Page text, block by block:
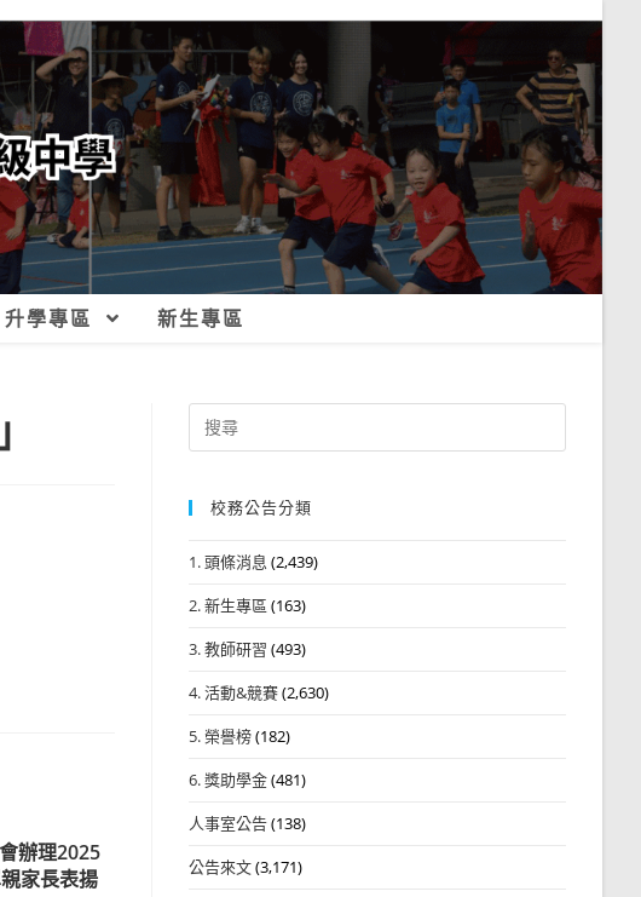
升學專區 新生專區
辦理2025
家長表揚
Search
for:
校務公告分類
1. 頭條消息 (2,439)
2. 新生專區 (163)
3. 教師研習 (493)
4. 活動&競賽(2,630)
5. 榮譽榜(182)
6. 獎助學金(481)
人事室公告(138)
公告來文(3,171)